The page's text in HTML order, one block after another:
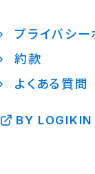
プライバシー
約款
よくある質問
BY LOGIKIN